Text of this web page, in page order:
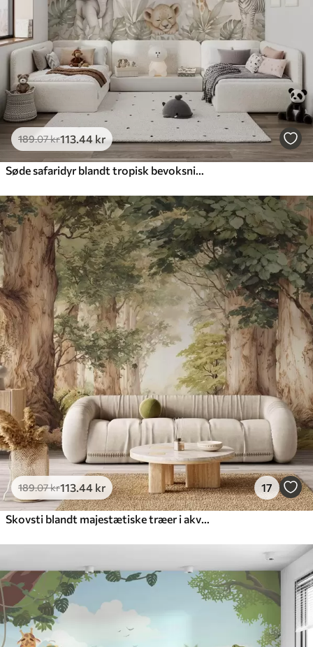
189.07kr113.44 kr
189.07kr113.44 kr 17